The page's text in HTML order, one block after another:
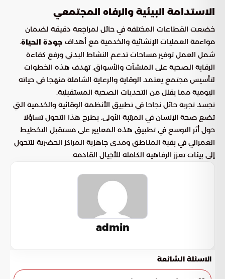
الاستدامة البيئية والرفاه المجتمعي
خضعت القطاعات المختلفة في حائل لمراجعة دقيقة لضمان
مواءمة العمليات الإنشائية والخدمية مع أهداف جودة الحياة.
شمل العمل توفير مساحات تدعم النشاط البدني ورفع كفاءة
الرقابة الصحية على المنشآت والأسواق. تهدف هذه الخطوات
لتأسيس مجتمع يعتمد الوقاية والرعاية الشاملة منهجا في حياته
اليومية مما يقلل من التحديات الصحية المستقبلية.
تجسد تجربة حائل نجاحا في تطبيق الأنظمة الوقائية والخدمية التي
تضع صحة الإنسان في المرتبة الأولى. يطرح هذا التحول تساؤلا
حول أثر التوسع في تطبيق هذه المعايير على مستقبل التخطيط
العمراني في بقية المناطق ومدى جاهزية المراكز الحضرية للتحول
إلى بيئات تعزز الرفاهية الكاملة للأجيال القادمة.
admin
الاسئلة الشائعة